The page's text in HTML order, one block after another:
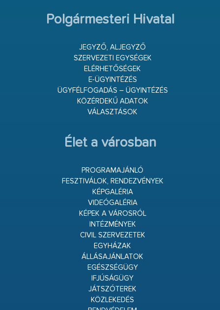
Polgármesteri Hivatal
JEGYZŐ, ALJEGYZŐ
SZERVEZETI EGYSÉGEK
ELÉRHETŐSÉGEK
E-ÜGYINTÉZÉS
ÜGYFÉLFOGADÁS – ÜGYINTÉZÉS
KÖZÉRDEKŰ ADATOK
VÁLASZTÁSOK
Élet a városban
PROGRAMAJÁNLÓ
FESZTIVÁLOK, RENDEZVÉNYEK
KÉPGALÉRIA
VIDEÓGALÉRIA
KÉPEK A VÁROSRÓL
INTÉZMÉNYEK
CIVIL SZERVEZETEK
EGYHÁZAK
ÁLLÁSAJÁNLATOK
EGÉSZSÉGÜGY
IFJÚSÁGÜGY
JÁTSZÓTEREK
KÖZLEKEDÉS